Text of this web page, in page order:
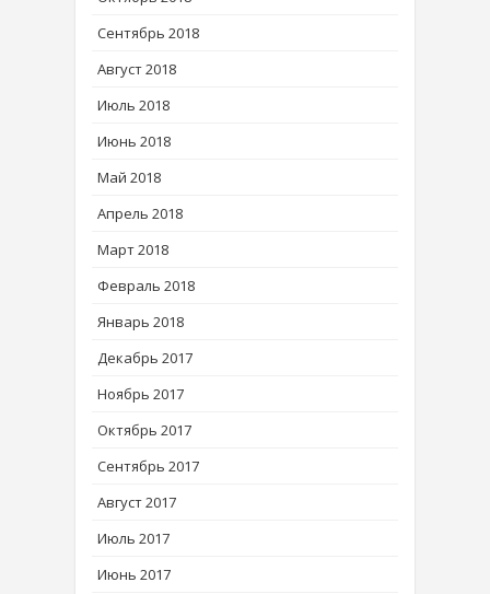
Сентябрь 2018
Август 2018
Июль 2018
Июнь 2018
Май 2018
Апрель 2018
Март 2018
Февраль 2018
Январь 2018
Декабрь 2017
Ноябрь 2017
Октябрь 2017
Сентябрь 2017
Август 2017
Июль 2017
Июнь 2017